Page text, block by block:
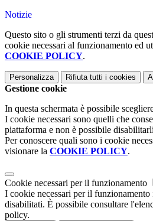
Notizie
Questo sito o gli strumenti terzi da
cookie necessari al funzionamento ed
COOKIE POLICY.
Personalizza Rifiuta tutti i cookies
Gestione cookie
In questa schermata è possibile
I cookie necessari sono quelli che
piattaforma e non è possibile
Per conoscere quali sono i cookie
visionare la COOKIE POLICY.
Cookie necessari per il funzionamento
I cookie necessari per il funzionamento
disabilitati. È possibile consultare
policy.